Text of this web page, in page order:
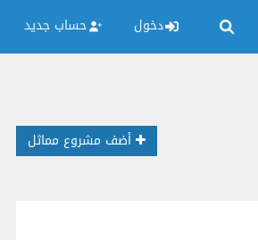
دخول حساب جديد
أضف مشروع مماثل